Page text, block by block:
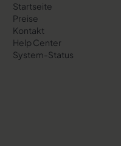
Startseite
Preise
Kontakt
Help Center
System-Status